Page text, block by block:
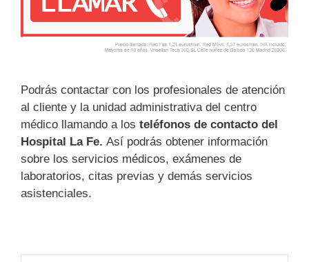
Podrás contactar con los profesionales de atención
al cliente y la unidad administrativa del centro
médico llamando a los teléfonos de contacto del
Hospital La Fe. Así podrás obtener información
sobre los servicios médicos, exámenes de
laboratorios, citas previas y demás servicios
asistenciales.